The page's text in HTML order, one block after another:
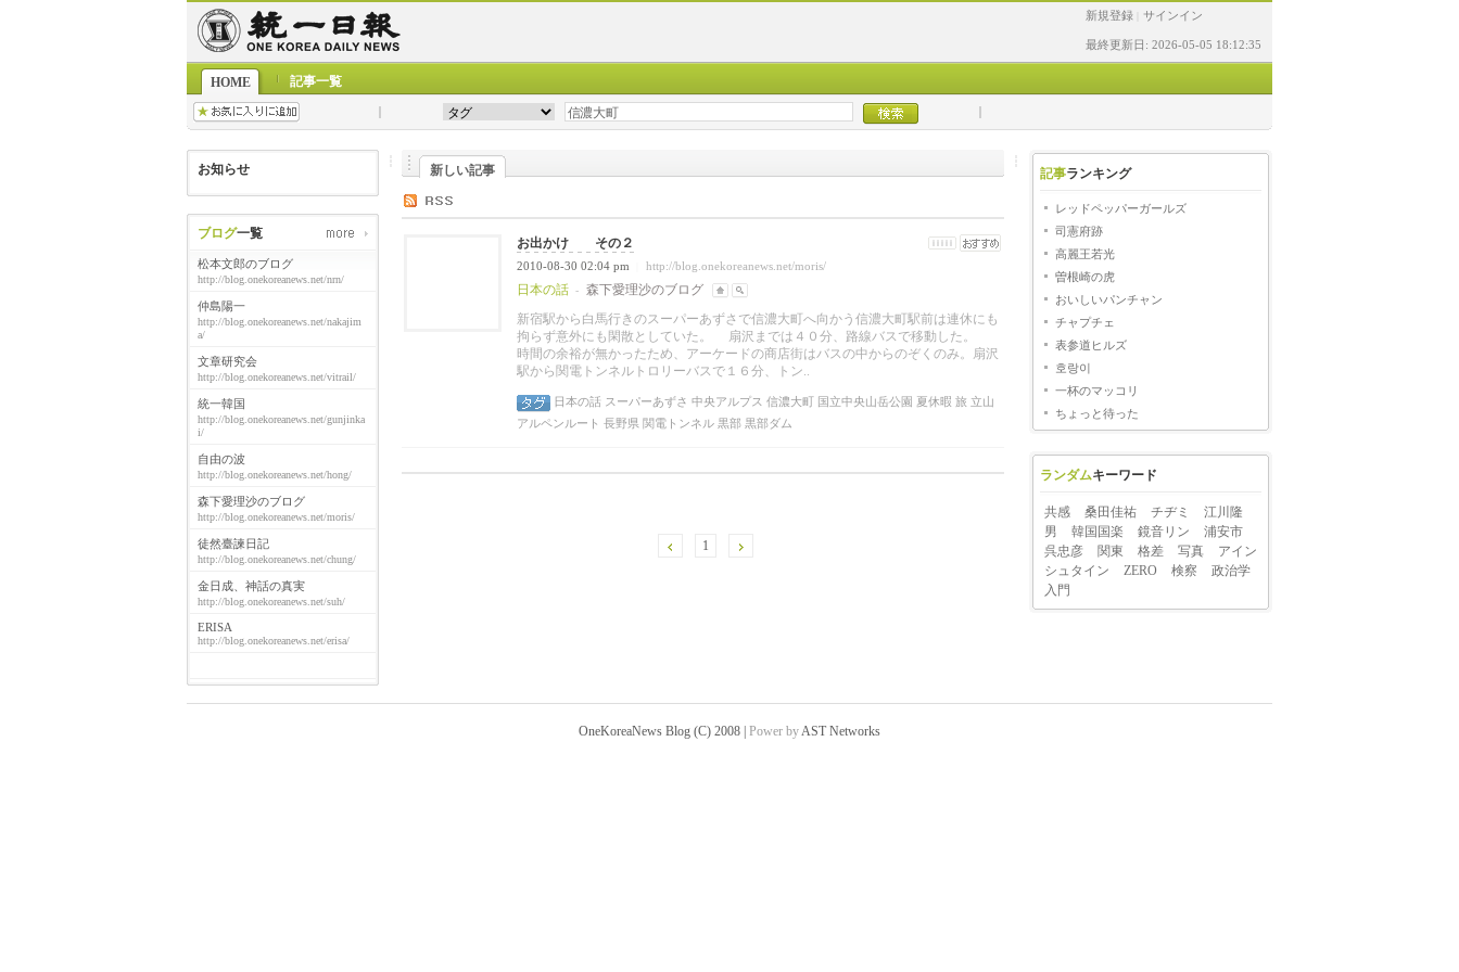
新規登録 サインイン
最終更新日: 2026-05-05 18:12:35
HOME 記事一覧
お知らせ
ブログ一覧
松本文郎のブログ
http://blog.onekoreanews.net/nrn/
仲島陽一
http://blog.onekoreanews.net/nakajim
a/
文章研究会
http://blog.onekoreanews.net/vitrail/
統一韓国
http://blog.onekoreanews.net/gunjinka
i/
自由の波
http://blog.onekoreanews.net/hong/
森下愛理沙のブログ
http://blog.onekoreanews.net/moris/
徒然臺諫日記
http://blog.onekoreanews.net/chung/
金日成、神話の真実
http://blog.onekoreanews.net/suh/
ERISA
http://blog.onekoreanews.net/erisa/
新しい記事
お出かけ その２
2010-08-30 02:04 pm http://blog.onekoreanews.net/moris/
日本の話 -
森下愛理沙のブログ
新宿駅から白馬行きのスーパーあずさで信濃大町へ向かう信濃大町駅前は連休にも
拘らず意外にも閑散としていた。 扇沢までは４０分、路線バスで移動した。
時間の余裕が無かったため、アーケードの商店街はバスの中からのぞくのみ。扇沢
駅から関電トンネルトロリーバスで１６分、トン..
日本の話 スーパーあずさ 中央アルプス 信濃大町 国立中央山岳公園 夏休暇 旅 立山
アルペンルート 長野県 関電トンネル 黒部 黒部ダム
1
記事ランキング
レッドペッパーガールズ
司憲府跡
高麗王若光
曽根崎の虎
おいしいパンチャン
チャプチェ
表参道ヒルズ
호랑이
一杯のマッコリ
ちょっと待った
ランダムキーワード
共感 桑田佳祐 チヂミ
江川隆
男
韓国国楽 鏡音リン
浦安市
呉忠彦
関東 格差 写真
アイン
シュタイン
ZERO 検察
政治学
入門
OneKoreaNews Blog (C) 2008 | Power byAST Networks